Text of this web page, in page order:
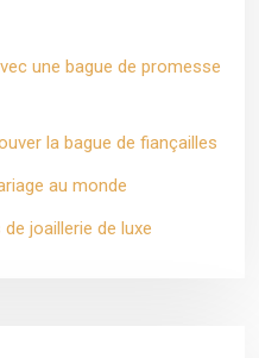
une bague de promesse
la bague de fiançailles
au monde
joaillerie de luxe